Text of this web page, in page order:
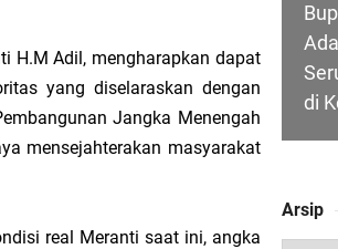
Sanitasi Pangan
Serahkan Bantuan Mesin Genset untuk Dayah
Harus Berdampak Nyata bagi Masyarakat
H.M Adil, mengharapkan dapat
yang diselaraskan dengan
Jangka Menengah
mensejahterakan masyarakat
real Meranti saat ini, angka
di
Arsip